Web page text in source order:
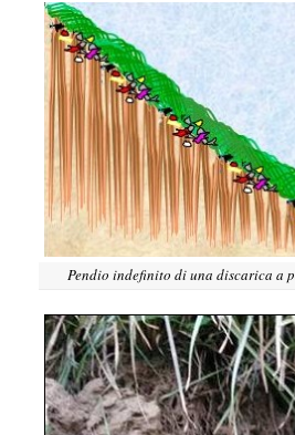
Pendio indefinito di una discarica a